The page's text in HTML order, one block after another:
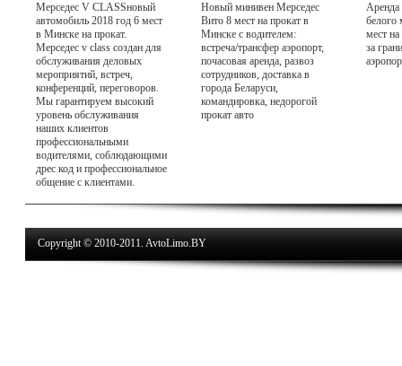
Мерседес V CLASSновый
автомобиль 2018 год 6 мест
в Минске на прокат.
Мерседес v class создан для
обслуживания деловых
мероприятий, встреч,
конференций, переговоров.
Мы гарантируем высокий
уровень обслуживания
наших клиентов
профессиональными
водителями, соблюдающими
дрес код и профессиональное
общение с клиентами.
Новый минивен Мерседес
Вито 8 мест на прокат в
Минске с водителем:
встреча/трансфер аэропорт,
почасовая аренда, развоз
сотрудников, доставка в
города Беларуси,
командировка, недорогой
прокат авто
Аренда
белого
мест на
за
Copyright © 2010-2011. AvtoLimo.BY